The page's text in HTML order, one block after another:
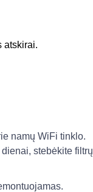
atskirai.
namų WiFi tinklo.
stebėkite filtrų